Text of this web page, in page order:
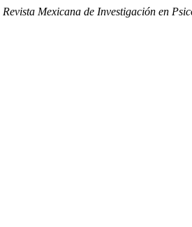
Revista Mexicana de Investigación en